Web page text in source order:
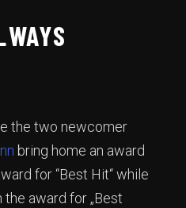
the two newcomer
bring home an award
for “Best Hit“ while
award for „Best